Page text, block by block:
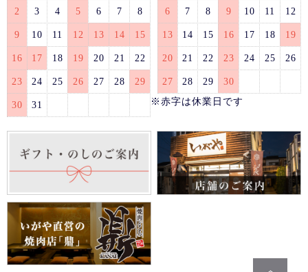
2 3 4 5 6 7 8
9 10 11 12 13 14 15
16 17 18 19 20 21 22
23 24 25 26 27 28 29
30 31
6 7 8 9 10 11 12
13 14 15 16 17 18 19
20 21 22 23 24 25 26
27 28 29
30
※赤字は休業日です